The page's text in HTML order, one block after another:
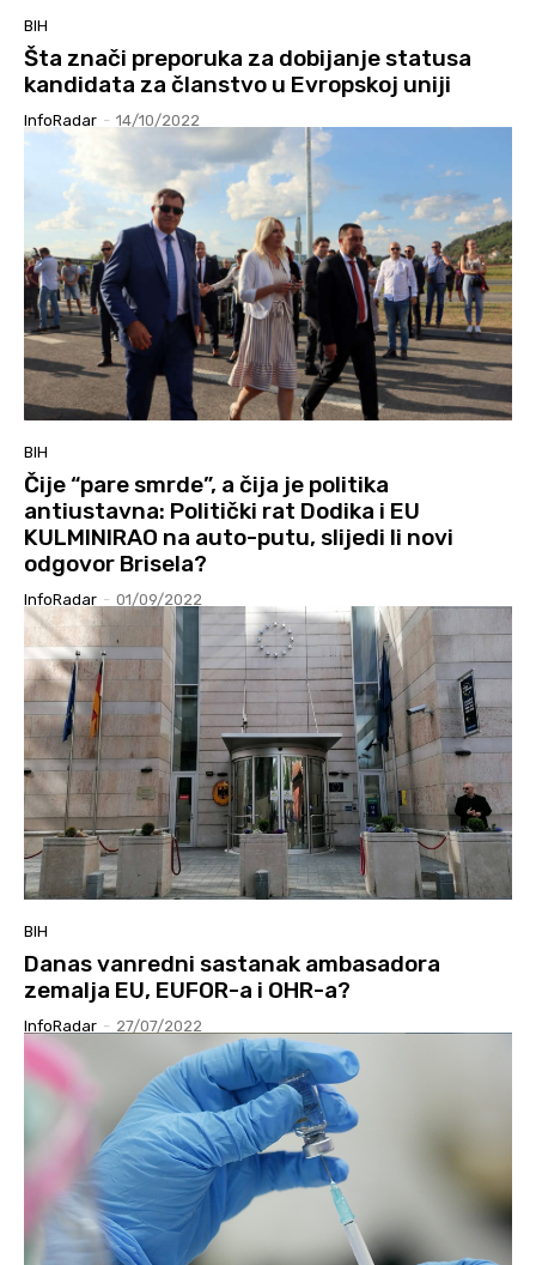
BIH
Šta znači preporuka za dobijanje statusa
kandidata za članstvo u Evropskoj uniji
InfoRadar - 14/10/2022
BIH
Čije “pare smrde”, a čija je politika
antiustavna: Politički rat Dodika i EU
KULMINIRAO na auto-putu, slijedi li novi
odgovor Brisela?
InfoRadar - 01/09/2022
BIH
Danas vanredni sastanak ambasadora
zemalja EU, EUFOR-a i OHR-a?
InfoRadar - 27/07/2022